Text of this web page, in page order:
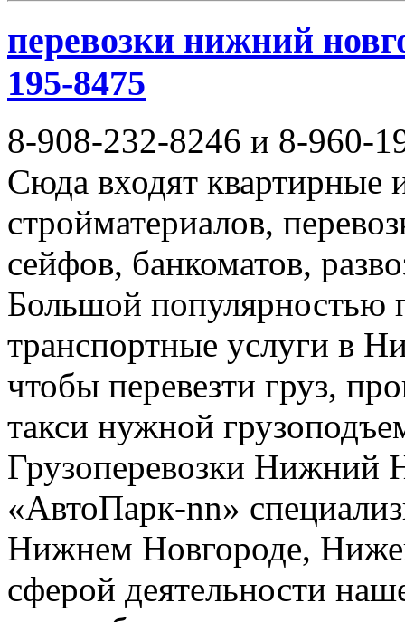
перевозки нижний
195-8475
8-908-232-8246 и 8-960-
Сюда входят квартирные
стройматериалов,
сейфов, банкоматов,
Большой популярностью
транспортные услуги в
чтобы перевезти груз,
такси нужной
Грузоперевозки Нижний
«АвтоПарк-nn»
Нижнем Новгороде,
сферой деятельности